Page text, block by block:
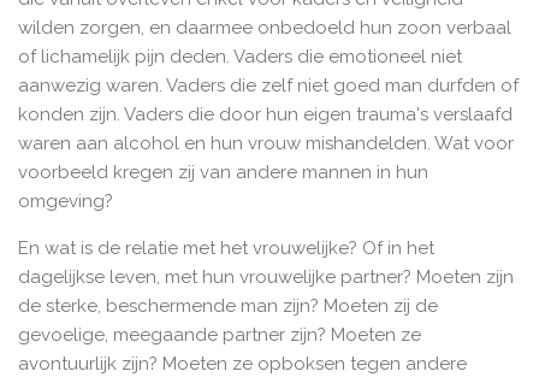
wilden zorgen, en daarmee onbedoeld hun zoon verbaal
of lichamelijk pijn deden. Vaders die emotioneel niet
aanwezig waren. Vaders die zelf niet goed man durfden of
konden zijn. Vaders die door hun eigen trauma's verslaafd
waren aan alcohol en hun vrouw mishandelden. Wat voor
voorbeeld kregen zij van andere mannen in hun
omgeving?
En wat is de relatie met het vrouwelijke? Of in het
dagelijkse leven, met hun vrouwelijke partner? Moeten zijn
de sterke, beschermende man zijn? Moeten zij de
gevoelige, meegaande partner zijn? Moeten ze
avontuurlijk zijn? Moeten ze opboksen tegen andere